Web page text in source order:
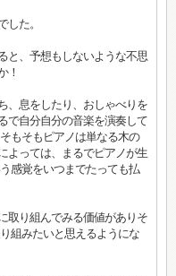
た。
と、予想もしないような不思
！
、息をしたり、おしゃべりを
で自分自分の音楽を演奏して
もそもピアノは単なる木の
よっては、まるでピアノが生
感覚をいつまでたっても払
取り組んでみる価値がありそ
組みたいと思えるようにな